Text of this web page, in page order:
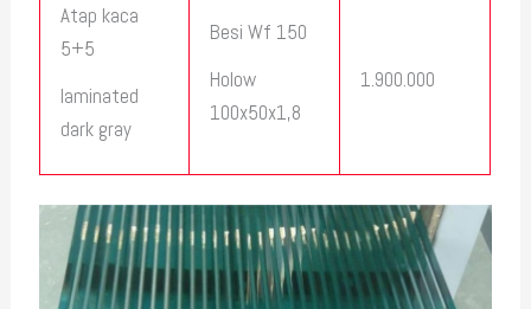
Atap kaca
5+5
laminated
dark gray
Besi Wf 150
Holow
100x50x1,8
1.900.000